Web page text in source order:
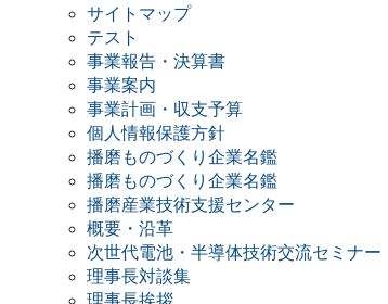
サイトマップ
テスト
事業報告・決算書
事業案内
事業計画・収支予算
個人情報保護方針
播磨ものづくり企業名鑑
播磨ものづくり企業名鑑
播磨産業技術支援センター
概要・沿革
次世代電池・半導体技術交流セミナー
理事長対談集
理事長挨拶